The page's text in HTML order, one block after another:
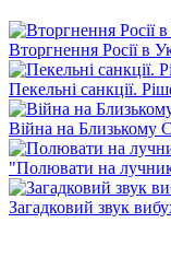
Вторгнення Росії в
Пекельні санкції.
Війна на Близькому
"Полювати на
Загадковий звук